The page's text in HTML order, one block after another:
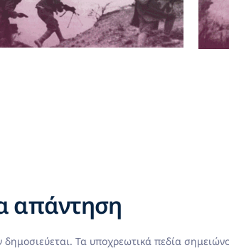
απάντηση
Τα υποχρεωτικά πεδία